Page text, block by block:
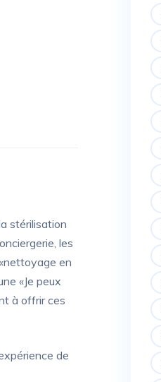
stérilisation
les
en
«Je peux
à offrir ces
de